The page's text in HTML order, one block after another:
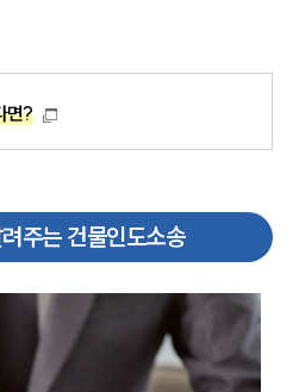
면?
주는 건물인도소송